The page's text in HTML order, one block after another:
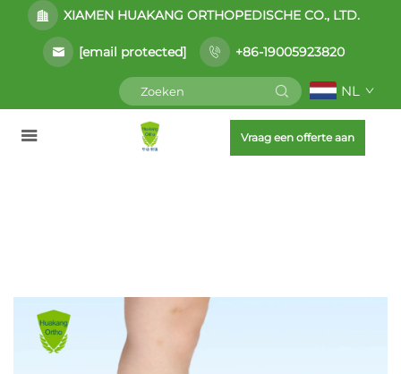
XIAMEN HUAKANG ORTHOPEDISCHE CO., LTD.
[email protected] +86-19005923820
NL
Vraag een offerte aan